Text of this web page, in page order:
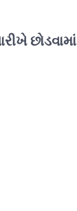
છોડવામાં